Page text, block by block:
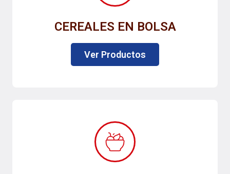
CEREALES EN BOLSA
Ver Productos